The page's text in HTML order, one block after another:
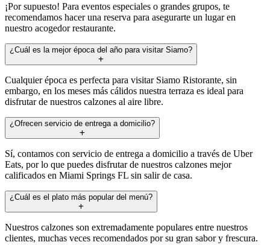
¡Por supuesto! Para eventos especiales o grandes grupos, te
recomendamos hacer una reserva para asegurarte un lugar en
nuestro acogedor restaurante.
¿Cuál es la mejor época del año para visitar Siamo?
Cualquier época es perfecta para visitar Siamo Ristorante, sin
embargo, en los meses más cálidos nuestra terraza es ideal para
disfrutar de nuestros calzones al aire libre.
¿Ofrecen servicio de entrega a domicilio?
Sí, contamos con servicio de entrega a domicilio a través de Uber
Eats, por lo que puedes disfrutar de nuestros calzones mejor
calificados en Miami Springs FL sin salir de casa.
¿Cuál es el plato más popular del menú?
Nuestros calzones son extremadamente populares entre nuestros
clientes, muchas veces recomendados por su gran sabor y frescura.